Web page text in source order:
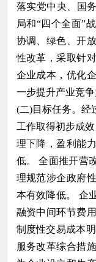
落实党中央、国
局和“四个全面”
协调、绿色、开
性改革，采取针
企业成本，优化
一步提升产业竞
(二)目标任务。经
工作取得初步成
理下降，盈利能
低。 全面推开营
理规范涉企政府
本有效降低。 企
融资中间环节费
制度性交易成本
服务改革综合措